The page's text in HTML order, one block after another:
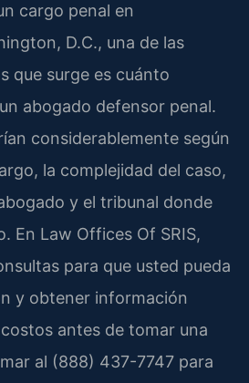
cargo penal en
D.C., una de las
que surge es cuánto
abogado defensor penal.
considerablemente según
la complejidad del caso,
y el tribunal donde
En Law Offices Of SRIS,
para que usted pueda
y obtener información
antes de tomar una
al (888) 437-7747 para